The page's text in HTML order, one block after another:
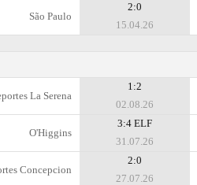
São Paulo
2:0
15.04.26
La Serena
1:2
02.08.26
O'Higgins
3:4 ELF
31.07.26
Concepcion
2:0
27.07.26